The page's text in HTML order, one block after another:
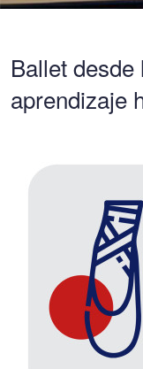
Ballet
aprendizaje